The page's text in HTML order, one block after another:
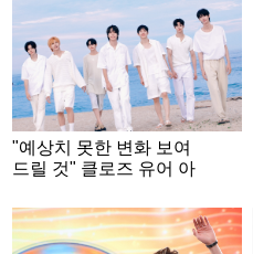
"예상치 못한 변화 보여
드릴 것" 클로즈 유어 아
'차세대 K팝 주자'